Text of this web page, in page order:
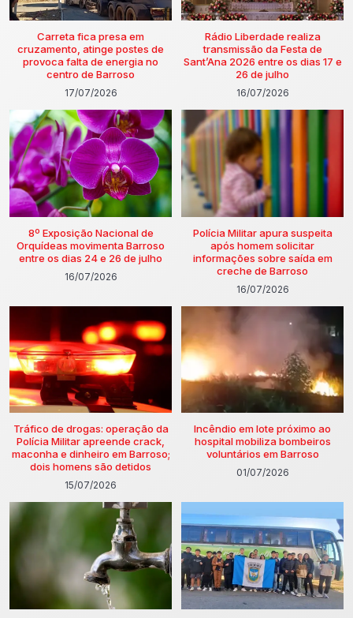
Carreta fica presa em
cruzamento, atinge postes de
provoca falta de energia no
centro de Barroso
17/07/2026
Rádio Liberdade realiza
transmissão da Festa de
Sant’Ana 2026 entre os dias 17 e
26 de julho
16/07/2026
8º Exposição Nacional de
Orquídeas movimenta Barroso
entre os dias 24 e 26 de julho
16/07/2026
Polícia Militar apura suspeita
após homem solicitar
informações sobre saída em
creche de Barroso
16/07/2026
Tráfico de drogas: operação da
Polícia Militar apreende crack,
maconha e dinheiro em Barroso;
dois homens são detidos
15/07/2026
Incêndio em lote próximo ao
hospital mobiliza bombeiros
voluntários em Barroso
01/07/2026